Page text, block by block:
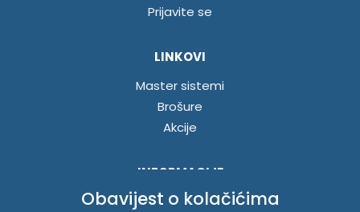
Prijavite se
LINKOVI
Master sistemi
Brošure
Akcije
INFORMACIJE
Politika o kolačićima
Obavijest o kolačićima